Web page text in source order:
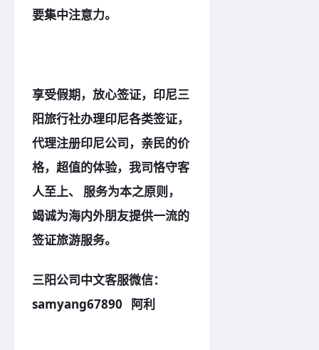
要集中注意力。
享受假期，放心签证，印尼三
阳旅行社办理印尼各类签证，
代理注册印尼公司，亲民的价
格，超值的体验，我司恪守客
人至上、 服务为本之原则，
竭诚为海内外朋友提供一流的
签证旅游服务。
三阳公司中文客服微信：
samyang67890 阿利